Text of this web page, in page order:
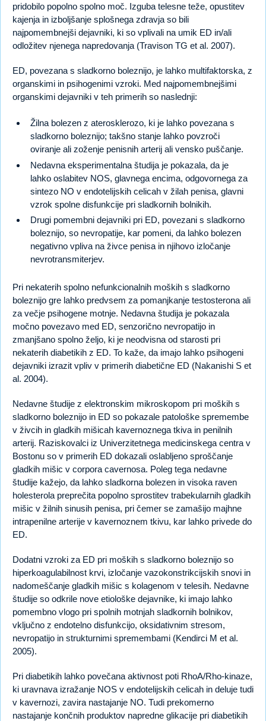
pridobilo popolno spolno moč. Izguba telesne teže, opustitev
kajenja in izboljšanje splošnega zdravja so bili
najpomembnejši dejavniki, ki so vplivali na umik ED in/ali
odložitev njenega napredovanja (Travison TG et al. 2007).
ED, povezana s sladkorno boleznijo, je lahko multifaktorska, z
organskimi in psihogenimi vzroki. Med najpomembnejšimi
organskimi dejavniki v teh primerih so naslednji:
Žilna bolezen z aterosklerozo, ki je lahko povezana s
sladkorno boleznijo; takšno stanje lahko povzroči
oviranje ali zoženje penisnih arterij ali vensko puščanje.
Nedavna eksperimentalna študija je pokazala, da je
lahko oslabitev NOS, glavnega encima, odgovornega za
sintezo NO v endotelijskih celicah v žilah penisa, glavni
vzrok spolne disfunkcije pri sladkornih bolnikih.
Drugi pomembni dejavniki pri ED, povezani s sladkorno
boleznijo, so nevropatije, kar pomeni, da lahko bolezen
negativno vpliva na živce penisa in njihovo izločanje
nevrotransmiterjev.
Pri nekaterih spolno nefunkcionalnih moških s sladkorno
boleznijo gre lahko predvsem za pomanjkanje testosterona ali
za večje psihogene motnje. Nedavna študija je pokazala
močno povezavo med ED, senzorično nevropatijo in
zmanjšano spolno željo, ki je neodvisna od starosti pri
nekaterih diabetikih z ED. To kaže, da imajo lahko psihogeni
dejavniki izrazit vpliv v primerih diabetične ED (Nakanishi S et
al. 2004).
Nedavne študije z elektronskim mikroskopom pri moških s
sladkorno boleznijo in ED so pokazale patološke spremembe
v živcih in gladkih mišicah kavernoznega tkiva in penilnih
arterij. Raziskovalci iz Univerzitetnega medicinskega centra v
Bostonu so v primerih ED dokazali oslabljeno sproščanje
gladkih mišic v corpora cavernosa. Poleg tega nedavne
študije kažejo, da lahko sladkorna bolezen in visoka raven
holesterola preprečita popolno sprostitev trabekularnih gladkih
mišic v žilnih sinusih penisa, pri čemer se zamašijo majhne
intrapenilne arterije v kavernoznem tkivu, kar lahko privede do
ED.
Dodatni vzroki za ED pri moških s sladkorno boleznijo so
hiperkoagulabilnost krvi, izločanje vazokonstrikcijskih snovi in
nadomeščanje gladkih mišic s kolagenom v telesih. Nedavne
študije so odkrile nove etiološke dejavnike, ki imajo lahko
pomembno vlogo pri spolnih motnjah sladkornih bolnikov,
vključno z endotelno disfunkcijo, oksidativnim stresom,
nevropatijo in strukturnimi spremembami (Kendirci M et al.
2005).
Pri diabetikih lahko povečana aktivnost poti RhoA/Rho-kinaze,
ki uravnava izražanje NOS v endotelijskih celicah in deluje tudi
v kavernozi, zavira nastajanje NO. Tudi prekomerno
nastajanje končnih produktov napredne glikacije pri diabetikih